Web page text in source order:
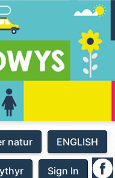
natur ENGLISH
Sign In